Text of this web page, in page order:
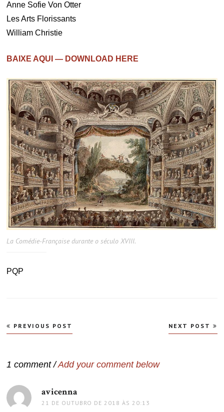
Anne Sofie Von Otter
Les Arts Florissants
William Christie
BAIXE AQUI — DOWNLOAD HERE
La Comédie-Française durante o século XVIII.
PQP
Navegação
de
PREVIOUS POST NEXT POST
1 comment /Add your comment below
avicenna
21 DE OUTUBRO DE 2018 ÀS 20:13